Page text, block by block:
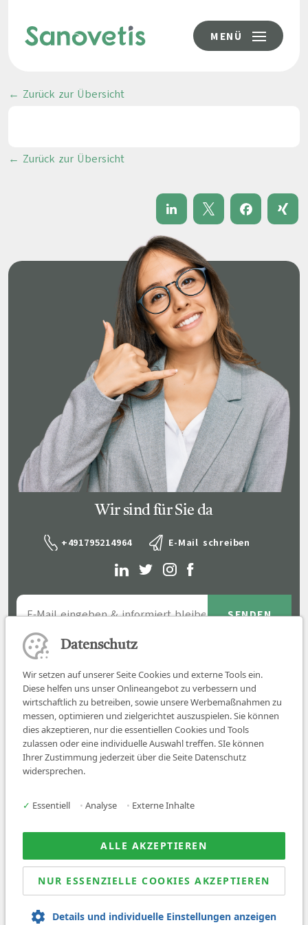
MENÜ
← Zurück zur Übersicht
← Zurück zur Übersicht
Wir sind für Sie da
+491795214964 E-Mail schreiben
Job finden
Über uns
News
© 2026 Sanovetis. All rights reserved.
Datenschutz
Wir setzen auf unserer Seite Cookies und externe Tools ein.
Diese helfen uns unser Onlineangebot zu verbessern und
wirtschaftlich zu betreiben, sowie unsere Werbemaßnahmen zu
messen, optimieren und zielgerichtet auszuspielen. Sie können
dies akzeptieren, nur die essentiellen Cookies und Tools
zulassen oder eine individuelle Auswahl treffen. SIe können
Ihrer Zustimmung jederzeit über die Seite Datenschutz
widersprechen.
✓ Essentiell • Analyse • Externe Inhalte
ALLE AKZEPTIEREN
NUR ESSENZIELLE COOKIES AKZEPTIEREN
Details und individuelle Einstellungen anzeigen